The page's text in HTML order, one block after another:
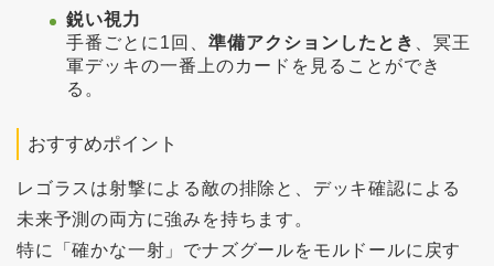
鋭い視力
手番ごとに1回、 準備アクションしたとき
、冥王
軍デッキの一番上のカードを見ることができ
る。
おすすめポイント
レゴラスは射撃による敵の排除と、デッキ確認による
未来予測の両方に強みを持ちます。
特に「確かな一射」でナズグールをモルドールに戻す